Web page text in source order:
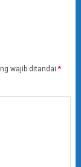
wajib ditandai *